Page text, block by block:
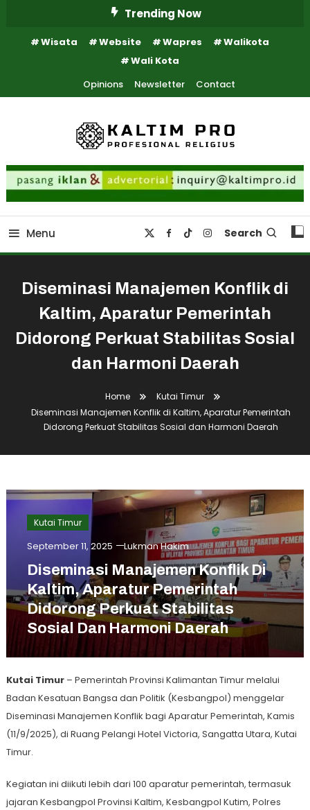
Content
Trending Now
Wisata Website Wapres
Walikota
Wali Kota
Opinions
Newsletter Contact
Kaltim Pro
Kaltim Profesional Religius
Menu Search
Diseminasi Manajemen Konflik di
Kaltim, Aparatur Pemerintah
Didorong Perkuat Stabilitas Sosial
dan Harmoni Daerah
Home
Kutai Timur
Diseminasi Manajemen Konflik di Kaltim, Aparatur Pemerintah
Didorong Perkuat Stabilitas Sosial dan Harmoni Daerah
Kutai Timur
September 11, 2025 Lukman Hakim
Diseminasi Manajemen Konflik Di
Kaltim, Aparatur Pemerintah
Didorong Perkuat Stabilitas
Sosial Dan Harmoni Daerah
Kutai Timur– Pemerintah Provinsi Kalimantan Timur melalui
Badan Kesatuan Bangsa dan Politik (Kesbangpol) menggelar
Diseminasi Manajemen Konflik bagi Aparatur Pemerintah, Kamis
(11/9/2025), di Ruang Pelangi Hotel Victoria, Sangatta Utara, Kutai
Timur.
Kegiatan ini diikuti lebih dari 100 aparatur pemerintah, termasuk
jajaran Kesbangpol Provinsi Kaltim, Kesbangpol Kutim, Polres